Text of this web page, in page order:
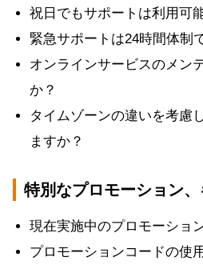
祝日でもサポートは利用可
緊急サポートは24時間体制
オンラインサービスのメン
か？
タイムゾーンの違いを考慮
ますか？
特別なプロモーション
現在実施中のプロモーショ
プロモーションコードの使